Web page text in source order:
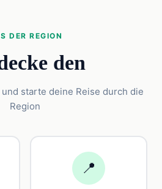
DER REGION
den
starte deine Reise durch die
Region
📍